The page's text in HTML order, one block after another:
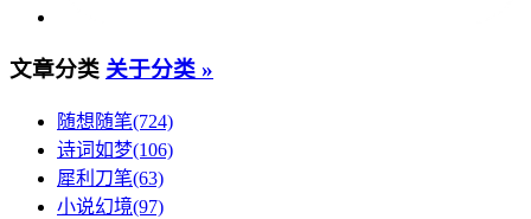
文章分类 关于分类 »
随想随笔(724)
诗词如梦(106)
犀利刀笔(63)
小说幻境(97)